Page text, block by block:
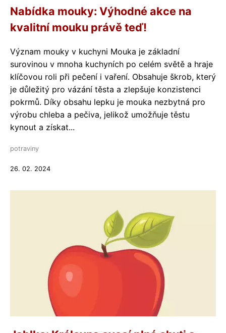
Nabídka mouky: Výhodné akce na
kvalitní mouku právě teď!
Význam mouky v kuchyni Mouka je základní
surovinou v mnoha kuchyních po celém světě a hraje
klíčovou roli při pečení i vaření. Obsahuje škrob, který
je důležitý pro vázání těsta a zlepšuje konzistenci
pokrmů. Díky obsahu lepku je mouka nezbytná pro
výrobu chleba a pečiva, jelikož umožňuje těstu
kynout a získat...
potraviny
26. 02. 2024